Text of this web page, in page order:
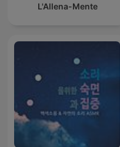
L'Allena-Mente